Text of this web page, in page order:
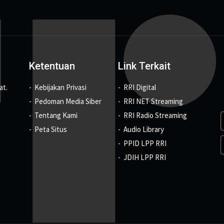
Ketentuan
Kebijakan Privasi
Pedoman Media Siber
Tentang Kami
Peta Situs
Link Terkait
RRI Digital
RRI NET Streaming
RRI Radio Streaming
Audio Library
PPID LPP RRI
JDIH LPP RRI